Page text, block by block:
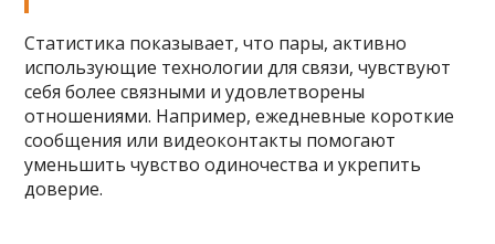
Статистика показывает, что пары, активно
использующие технологии для связи, чувствуют
себя более связными и удовлетворены
отношениями. Например, ежедневные короткие
сообщения или видеоконтакты помогают
уменьшить чувство одиночества и укрепить
доверие.